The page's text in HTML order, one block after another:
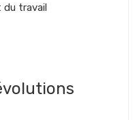
du travail